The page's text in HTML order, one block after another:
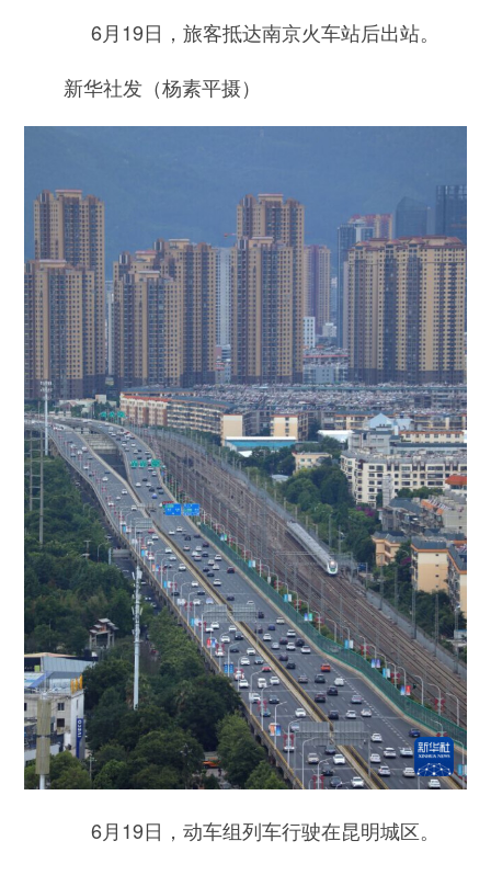
6月19日，旅客抵达南京火车站后出站。
新华社发（杨素平摄）
6月19日，动车组列车行驶在昆明城区。